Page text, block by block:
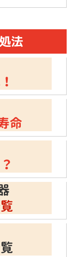
法
命